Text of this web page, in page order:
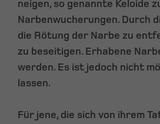
neigen, so genannte Keloide
Narbenwucherungen. Durch
die Rötung der Narbe zu
zu beseitigen. Erhabene
werden. Es ist jedoch nicht
lassen.
Für jene, die sich von ihrem